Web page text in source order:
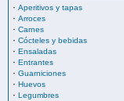
· Aperitivos y tapas
· Arroces
· Carnes
· Cócteles y bebidas
· Ensaladas
· Entrantes
· Guarniciones
· Huevos
· Legumbres